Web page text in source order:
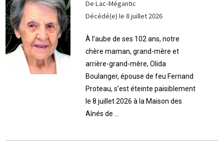
De Lac-Mégantic
Décédé(e) le 8 juillet 2026
À l’aube de ses 102 ans, notre
chère maman, grand-mère et
arrière-grand-mère, Olida
Boulanger, épouse de feu Fernand
Proteau, s’est éteinte paisiblement
le 8 juillet 2026 à la Maison des
Aînés de ...